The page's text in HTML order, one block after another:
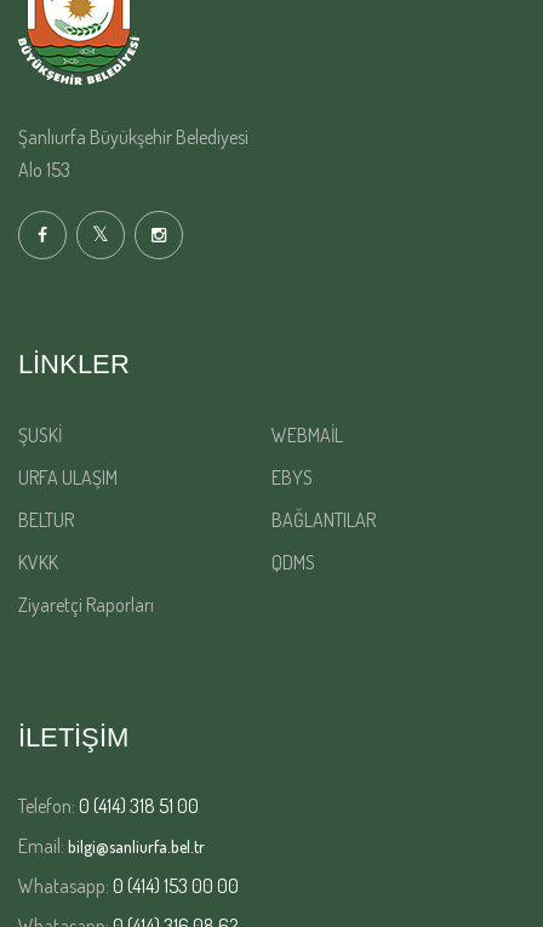
Şanlıurfa Büyükşehir Belediyesi
Alo 153
LINKLER
ŞUSKİ
WEBMAİL
URFA ULAŞIM
EBYS
BELTUR
BAĞLANTILAR
KVKK
QDMS
Ziyaretçi Raporları
İLETİŞİM
Telefon: 0 (414) 318 51 00
Email: bilgi@sanliurfa.bel.tr
Whatasapp: 0 (414) 153 00 00